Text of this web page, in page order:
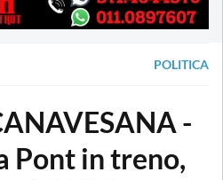
POLITICA
-
Pont in treno,